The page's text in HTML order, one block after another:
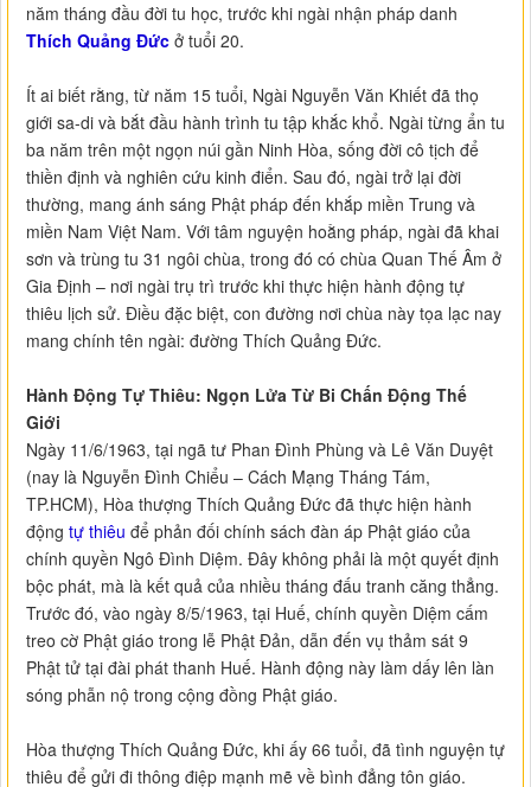
năm tháng đầu đời tu học, trước khi ngài nhận pháp danh
Thích Quảng Đức ở tuổi 20.
Ít ai biết rằng, từ năm 15 tuổi, Ngài Nguyễn Văn Khiết đã thọ
giới sa-di và bắt đầu hành trình tu tập khắc khổ. Ngài từng ẩn tu
ba năm trên một ngọn núi gần Ninh Hòa, sống đời cô tịch để
thiền định và nghiên cứu kinh điển. Sau đó, ngài trở lại đời
thường, mang ánh sáng Phật pháp đến khắp miền Trung và
miền Nam Việt Nam. Với tâm nguyện hoằng pháp, ngài đã khai
sơn và trùng tu 31 ngôi chùa, trong đó có chùa Quan Thế Âm ở
Gia Định – nơi ngài trụ trì trước khi thực hiện hành động tự
thiêu lịch sử. Điều đặc biệt, con đường nơi chùa này tọa lạc nay
mang chính tên ngài: đường Thích Quảng Đức.
Hành Động Tự Thiêu: Ngọn Lửa Từ Bi Chấn Động Thế
Giới
Ngày 11/6/1963, tại ngã tư Phan Đình Phùng và Lê Văn Duyệt
(nay là Nguyễn Đình Chiểu – Cách Mạng Tháng Tám,
TP.HCM), Hòa thượng Thích Quảng Đức đã thực hiện hành
động tự thiêu để phản đối chính sách đàn áp Phật giáo của
chính quyền Ngô Đình Diệm. Đây không phải là một quyết định
bộc phát, mà là kết quả của nhiều tháng đấu tranh căng thẳng.
Trước đó, vào ngày 8/5/1963, tại Huế, chính quyền Diệm cấm
treo cờ Phật giáo trong lễ Phật Đản, dẫn đến vụ thảm sát 9
Phật tử tại đài phát thanh Huế. Hành động này làm dấy lên làn
sóng phẫn nộ trong cộng đồng Phật giáo.
Hòa thượng Thích Quảng Đức, khi ấy 66 tuổi, đã tình nguyện tự
thiêu để gửi đi thông điệp mạnh mẽ về bình đẳng tôn giáo.